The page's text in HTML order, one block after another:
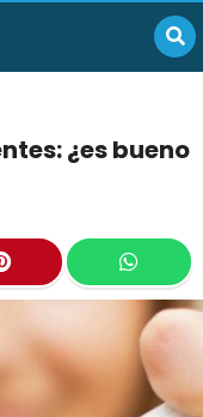
¿es bueno